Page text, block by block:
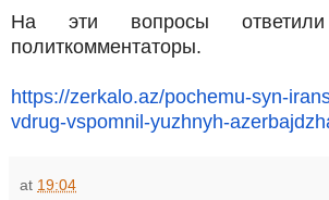
На эти вопросы ответили
политкомментаторы.
https://zerkalo.az/pochemu-syn-
vdrug-vspomnil-yuzhnyh-
at 19:04